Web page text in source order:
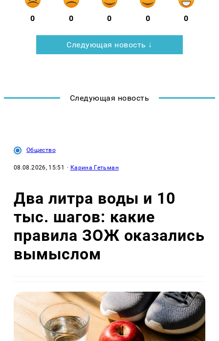
0 0 0 0 0
Следующая новость ↓
Следующая новость
Общество
08.08.2026, 15:51 · Карина Гетьман
Два литра воды и 10
тыс. шагов: какие
правила ЗОЖ оказались
вымыслом